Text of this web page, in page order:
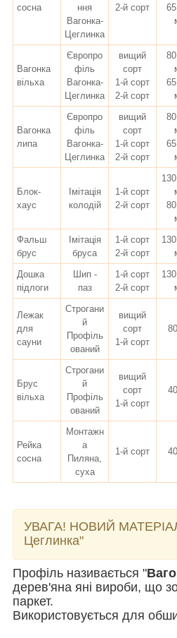
сосна
ння
Вагонка-
Цеглинка
2-й сорт
Вагонка
вільха
Європро
філь
Вагонка-
Цеглинка
вищий
сорт
1-й сорт
2-й сорт
Вагонка
липа
Європро
філь
Вагонка-
Цеглинка
вищий
сорт
1-й сорт
2-й сорт
Блок-
хаус
Імітація
колодій
1-й сорт
2-й сорт
Фальш
брус
Імітація
бруса
1-й сорт
2-й сорт
Дошка
підлоги
Шип -
паз
1-й сорт
2-й сорт
Лежак
для
сауни
Строгани
й
Профіль
ований
вищий
сорт
1-й сорт
Брус
вільха
Строгани
й
Профіль
ований
вищий
сорт
1-й сорт
Рейка
сосна
Монтажн
а
Пиляна,
суха
1-й сорт
УВАГА! НОВИЙ
Цеглинка"
Профіль називається "
дерев'яна яні вироби, що
паркет.
Використовується для